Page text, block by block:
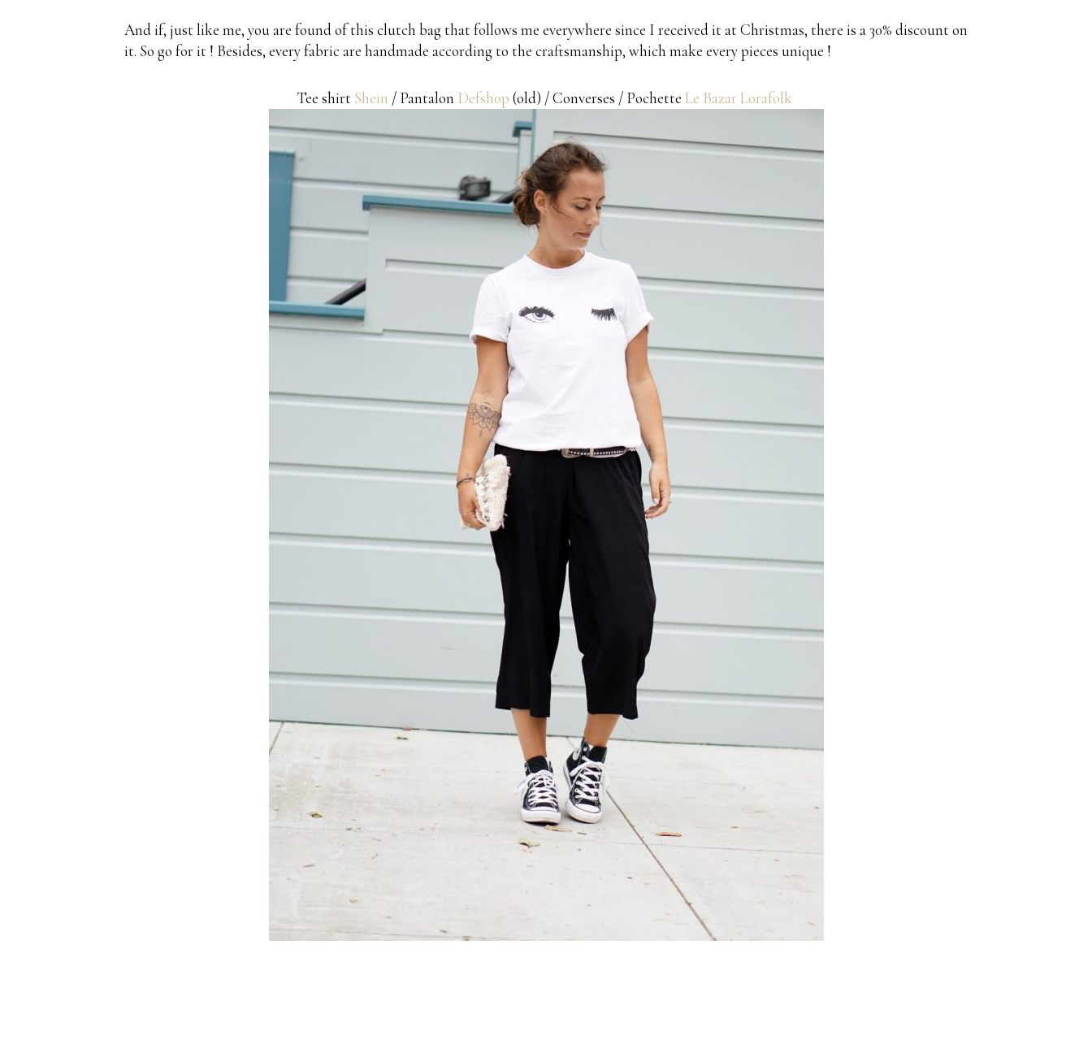
And if, just like me, you are found of this clutch bag that follows me everywhere since I received it at Christmas, there is a 30% discount on
it. So go for it ! Besides, every fabric are handmade according to the craftsmanship, which make every pieces unique !
Tee shirt Shein / Pantalon Defshop (old) / Converses / Pochette Le Bazar Lorafolk